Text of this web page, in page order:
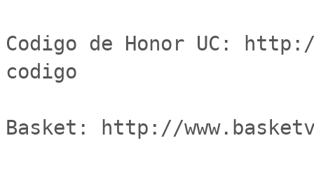
Codigo de Honor UC:
codigo
Basket: http://